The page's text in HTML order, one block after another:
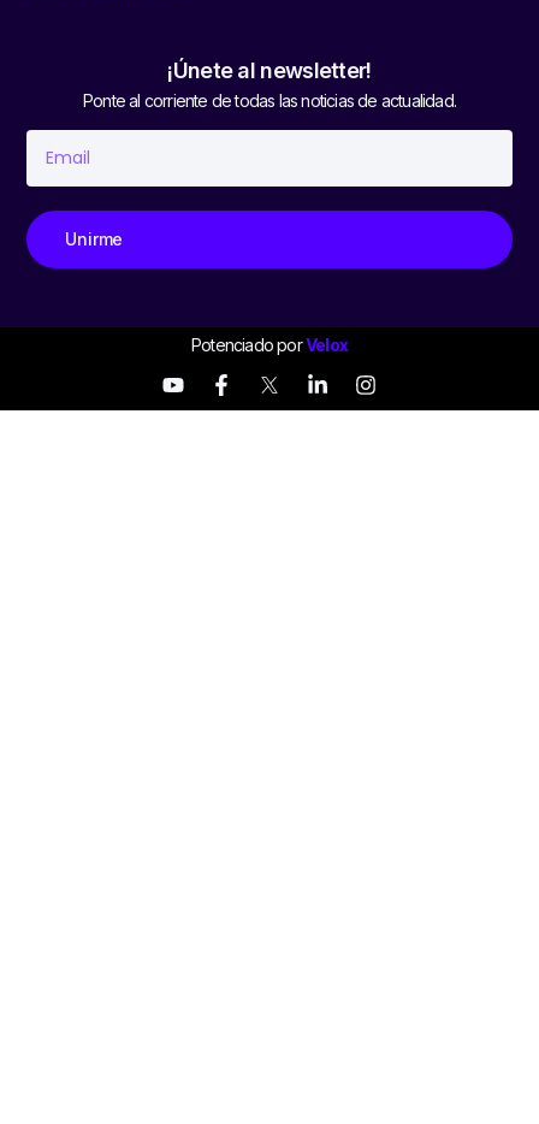
¡Únete al newsletter!
Ponte al corriente de todas las noticias de actualidad.
Unirme
Potenciado porVelox